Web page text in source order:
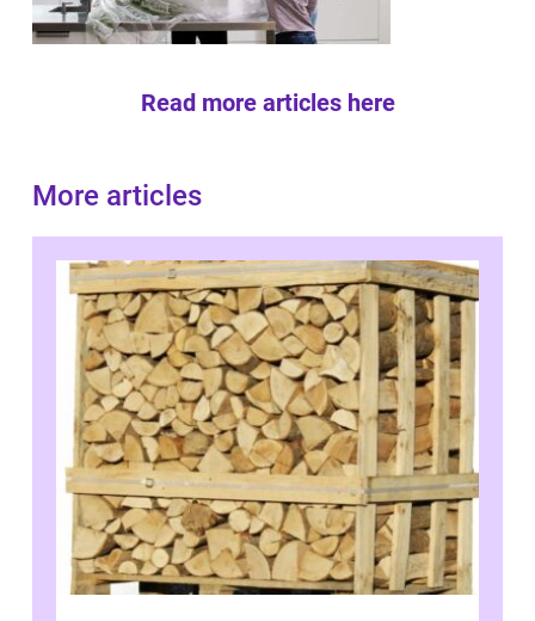
Read more articles here
More articles